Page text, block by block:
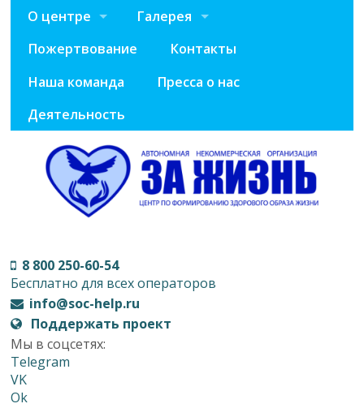
О центре
Галерея
Пожертвование
Контакты
Наша команда
Пресса о нас
Деятельность
8 800 250-60-54
Бесплатно для всех операторов
info@soc-help.ru
Поддержать проект
Мы в соцсетях:
Telegram
VK
Ok